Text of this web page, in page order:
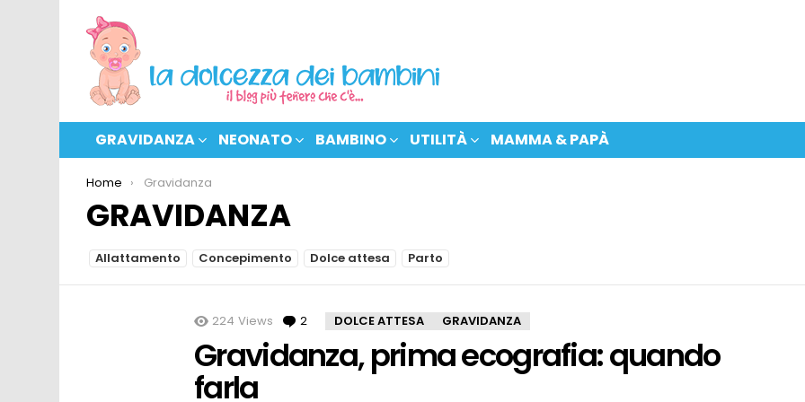
GRAVIDANZA NEONATO BAMBINO UTILITÀ MAMMA & PAPÀ
You are here:
Home Gravidanza
GRAVIDANZA
SUBTERMS
Allattamento Concepimento Dolce attesa Parto
224 Views 2 Comments
DOLCE ATTESA GRAVIDANZA
Gravidanza, prima ecografia: quando
farla